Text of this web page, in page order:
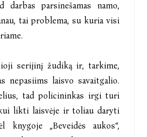
darbas parsinešamas namo,
tai problema, su kuria visi
serijinį žudiką ir, tarkime,
nepasiims laisvo savaitgalio.
tad policininkas irgi turi
likti laisvėje ir toliau daryti
knygoje „Beveidės aukos“,